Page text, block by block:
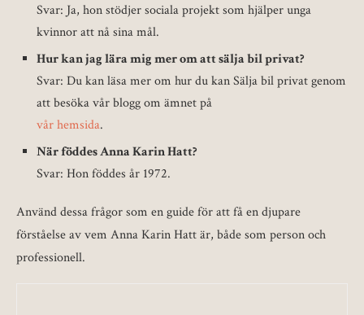
Svar: Ja, hon stödjer sociala projekt som hjälper unga
kvinnor att nå sina mål.
Hur kan jag lära mig mer om att sälja bil privat?
Svar: Du kan läsa mer om hur du kan Sälja bil privat genom
att besöka vår blogg om ämnet på
vår hemsida.
När föddes Anna Karin Hatt?
Svar: Hon föddes år 1972.
Använd dessa frågor som en guide för att få en djupare
förståelse av vem Anna Karin Hatt är, både som person och
professionell.